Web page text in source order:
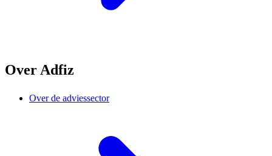
Over Adfiz
Over de adviessector